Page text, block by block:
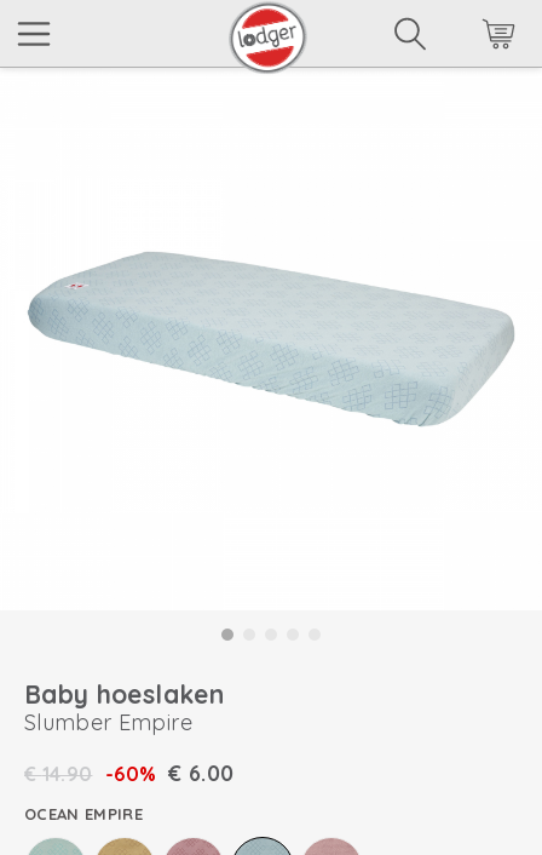
Baby hoeslaken
Slumber Empire
€14.90 -60% € 6.00
OCEAN EMPIRE